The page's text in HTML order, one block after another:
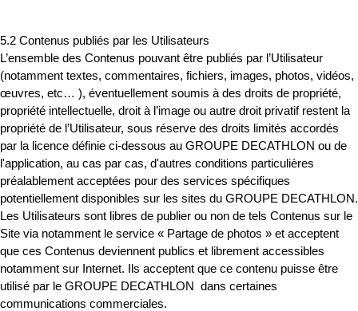
5.2 Contenus publiés par les Utilisateurs
L’ensemble des Contenus pouvant être publiés par l’Utilisateur
(notamment textes, commentaires, fichiers, images, photos, vidéos,
œuvres, etc… ), éventuellement soumis à des droits de propriété,
propriété intellectuelle, droit à l’image ou autre droit privatif restent la
propriété de l’Utilisateur, sous réserve des droits limités accordés
par la licence définie ci-dessous au GROUPE DECATHLON ou de
l'application, au cas par cas, d'autres conditions particulières
préalablement acceptées pour des services spécifiques
potentiellement disponibles sur les sites du GROUPE DECATHLON.
Les Utilisateurs sont libres de publier ou non de tels Contenus sur le
Site via notamment le service « Partage de photos » et acceptent
que ces Contenus deviennent publics et librement accessibles
notamment sur Internet. Ils acceptent que ce contenu puisse être
utilisé par le GROUPE DECATHLON dans certaines
communications commerciales.